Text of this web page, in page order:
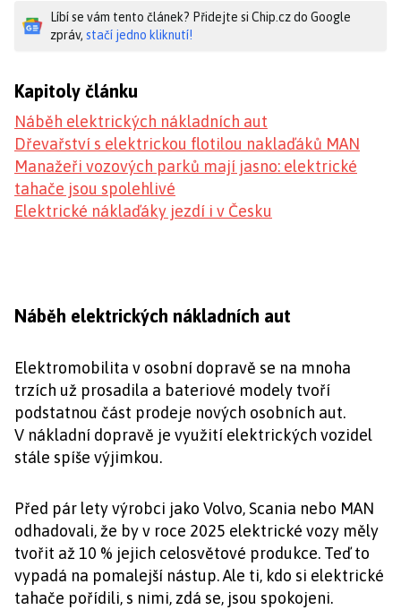
Líbí se vám tento článek? Přidejte si Chip.cz do Google
zpráv, stačí jedno kliknutí!
Kapitoly článku
Náběh elektrických nákladních aut
Dřevařství s elektrickou flotilou naklaďáků MAN
Manažeři vozových parků mají jasno: elektrické
tahače jsou spolehlivé
Elektrické náklaďáky jezdí i v Česku
Náběh elektrických nákladních aut
Elektromobilita v osobní dopravě se na mnoha
trzích už prosadila a bateriové modely tvoří
podstatnou část prodeje nových osobních aut.
V nákladní dopravě je využití elektrických vozidel
stále spíše výjimkou.
Před pár lety výrobci jako Volvo, Scania nebo MAN
odhadovali, že by v roce 2025 elektrické vozy měly
tvořit až 10 % jejich celosvětové produkce. Teď to
vypadá na pomalejší nástup. Ale ti, kdo si elektrické
tahače pořídili, s nimi, zdá se, jsou spokojeni.